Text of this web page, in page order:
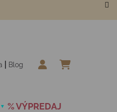
Blog
% VÝPREDAJ